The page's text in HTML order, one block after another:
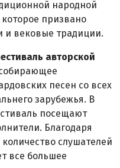
народной
которое призвано
и вековые традиции.
авторской
песен со всех
зарубежья. В
посещают
Благодаря
слушателей
все большее